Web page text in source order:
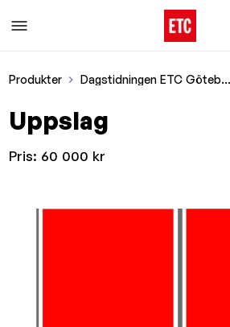
Produkter Dagstidningen ETC Göteborg - Print LOKAL
Uppslag
Pris: 60 000 kr